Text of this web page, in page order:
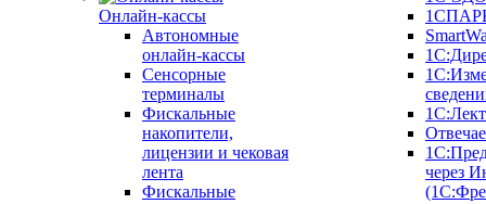
Онлайн-кассы
Автономные
онлайн-кассы
Сенсорные
терминалы
Фискальные
накопители,
лицензии и чековая
лента
Фискальные
через